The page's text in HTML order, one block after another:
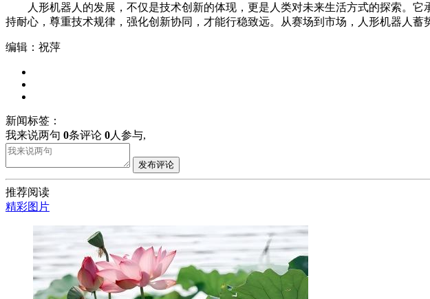
人形机器人的发展，不仅是技术创新的体现，更是人类对未来生活方式的探索。它
持耐心，尊重技术规律，强化创新协同，才能行稳致远。从赛场到市场，人形机器人蓄
编辑：祝萍
新闻标签：
我来说两句 0条评论 0人参与,
发布评论
推荐阅读